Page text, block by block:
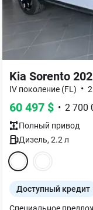
Kia Sorento
IV поколение (FL) •
60 497 $ • 2 700
Полный привод
Дизель, 2.2л
Доступный кредит